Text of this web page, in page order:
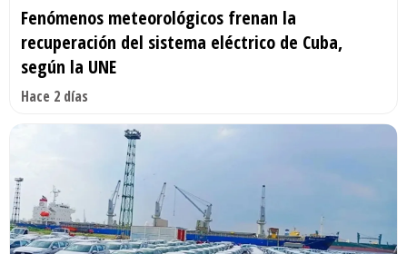
Fenómenos meteorológicos frenan la
recuperación del sistema eléctrico de Cuba,
según la UNE
Hace 2 días